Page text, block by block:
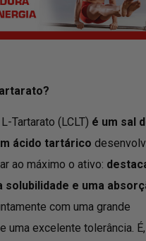
Tartarato (LCLT) é um sal
ácido tartárico
ao máximo o ativo:
solubilidade e uma
com uma grande
uma excelente tolerância.